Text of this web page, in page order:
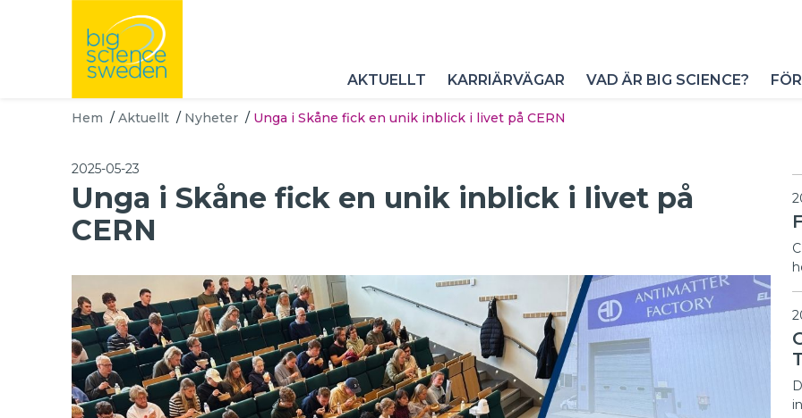
AKTUELLT KARRIÄRVÄGAR VAD ÄR BIG SCIENCE?
Hem / Aktuellt / Nyheter / Unga i Skåne fick en unik inblick i livet på CERN
2025-05-23
Unga i Skåne fick en unik inblick i livet på
CERN